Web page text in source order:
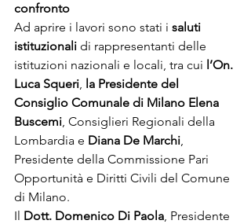
confronto
Ad aprire i lavori sono stati i saluti
istituzionali di rappresentanti delle
istituzioni nazionali e locali, tra cui l’On.
Luca Squeri, la Presidente del
Consiglio Comunale di Milano Elena
Buscemi, Consiglieri Regionali della
Lombardia e Diana De Marchi,
Presidente della Commissione Pari
Opportunità e Diritti Civili del Comune
di Milano.
Il Dott. Domenico Di Paola, Presidente